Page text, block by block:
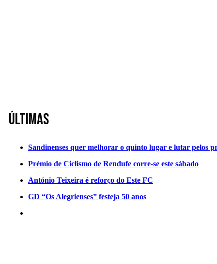
Últimas
Sandinenses quer melhorar o quinto lugar e lutar pelos
Prémio de Ciclismo de Rendufe corre-se este sábado
António Teixeira é reforço do Este FC
GD “Os Alegrienses” festeja 50 anos